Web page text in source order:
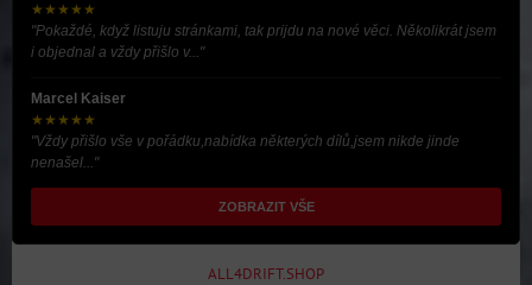
★★★★★
"Pokaždé, když listuju stránkami, tak prijdu na nové věci. Několikrát jsem
i objednal a vždy přišlo v..."
Marcel Kaiser
★★★★★
"Vždy přišlo vše v pořádku,nabídka některých dílů,jsem nikde jinde
nenašel..."
ZOBRAZIT VŠE
ALL4DRIFT.SHOP